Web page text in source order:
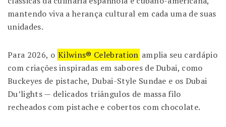
mantendo viva a herança cultural em cada uma de suas
unidades.
Para 2026, o Kilwins® Celebration amplia seu cardápio
com criações inspiradas em sabores de Dubai, como
Buckeyes de pistache, Dubai-Style Sundae e os Dubai
Du’lights — delicados triângulos de massa filo
recheados com pistache e cobertos com chocolate.